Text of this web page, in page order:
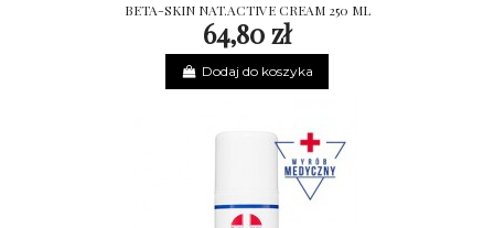
BETA-SKIN NAT.ACTIVE CREAM 250 ML
64,80 zł
Dodaj do koszyka